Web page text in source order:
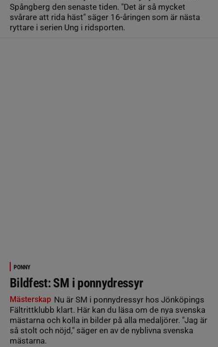
Spångberg den senaste tiden. "Det är så mycket
svårare att rida häst" säger 16-åringen som är nästa
ryttare i serien Ung i ridsporten.
PONNY
Bildfest: SM i ponnydressyr
Mästerskap Nu är SM i ponnydressyr hos Jönköpings
Fältrittklubb klart. Här kan du läsa om de nya svenska
mästarna och kolla in bilder på alla medaljörer. "Jag är
så stolt och nöjd," säger en av de nyblivna svenska
mästarna.